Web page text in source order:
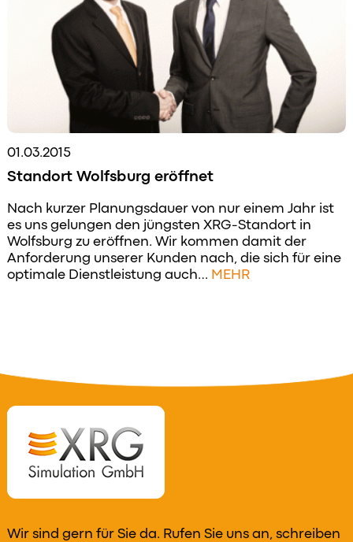
01.03.2015
Standort Wolfsburg eröffnet
Nach kurzer Planungsdauer von nur einem Jahr ist
es uns gelungen den jüngsten XRG-Standort in
Wolfsburg zu eröffnen. Wir kommen damit der
Anforderung unserer Kunden nach, die sich für eine
optimale Dienstleistung auch… MEHR
Wir sind gern für Sie da. Rufen Sie uns an, schreiben